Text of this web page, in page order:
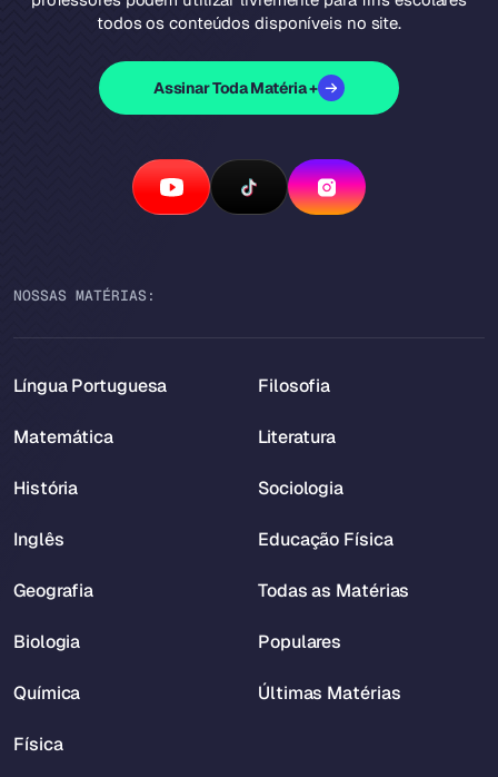
todos os conteúdos disponíveis no site.
Assinar Toda Matéria +
NOSSAS MATÉRIAS:
Língua Portuguesa
Matemática
História
Inglês
Geografia
Biologia
Química
Física
Filosofia
Literatura
Sociologia
Educação Física
Todas as Matérias
Populares
Últimas Matérias